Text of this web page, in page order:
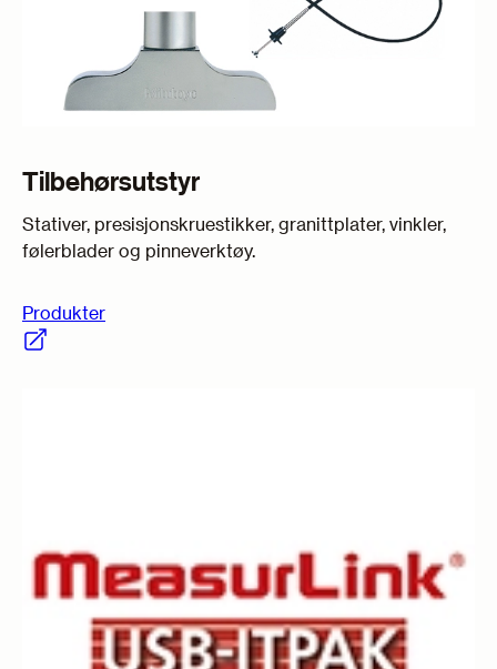
Tilbehørsutstyr
Stativer, presisjonskruestikker, granittplater, vinkler,
følerblader og pinneverktøy.
Produkter